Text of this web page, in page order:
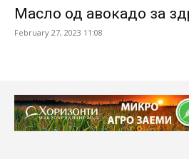
Масло од авокадо за
February 27, 2023 11:08